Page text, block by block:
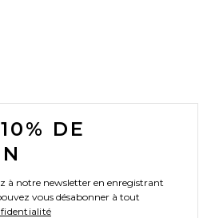
DE
à notre newsletter en enregistrant
vous désabonner à tout